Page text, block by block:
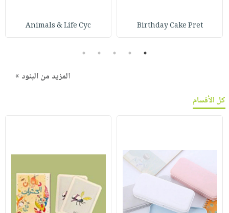
Birthday Cake Pret
Animals & Life Cyc
1
2
3
4
5
المزيد من البنود »
كل الأقسام